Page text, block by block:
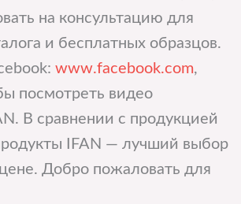
на консультацию для
и бесплатных образцов.
www.facebook.com,
посмотреть видео
В сравнении с продукцией
IFAN — лучший выбор
Добро пожаловать для